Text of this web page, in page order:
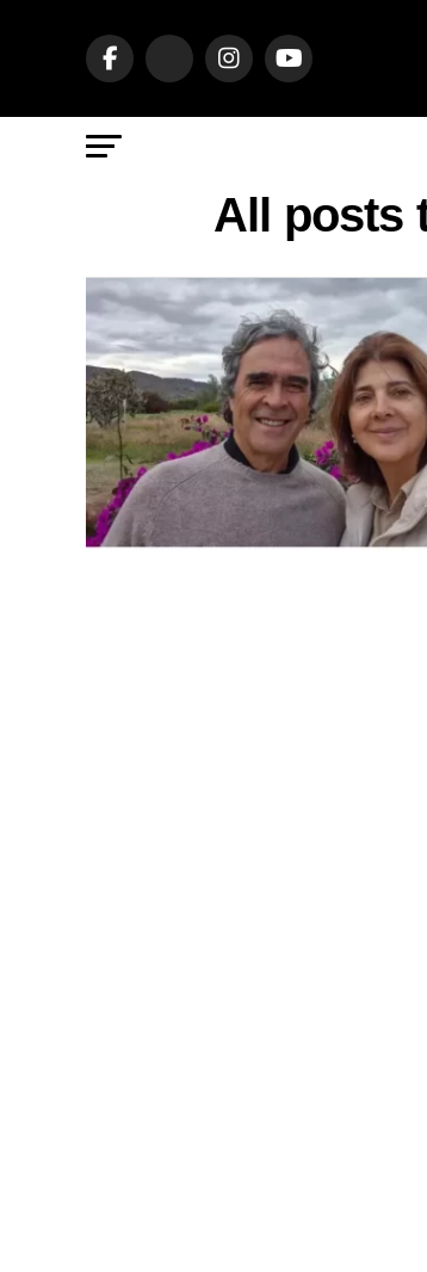
All posts